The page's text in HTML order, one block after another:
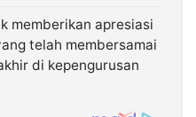
memberikan apresiasi
telah membersamai
di kepengurusan